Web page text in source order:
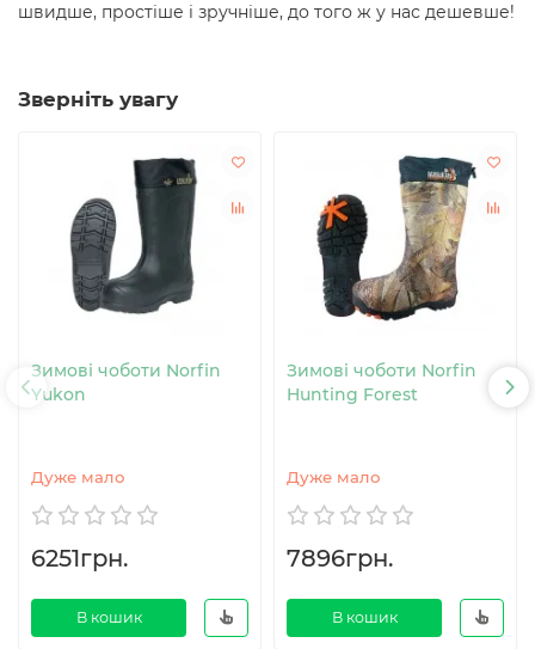
швидше, простіше і зручніше, до того ж у нас дешевше!
Зверніть увагу
Зимові чоботи Norfin
Yukon
Дуже мало
6251грн.
В кошик
Зимові чоботи Norfin
Hunting Forest
Дуже мало
7896грн.
В кошик